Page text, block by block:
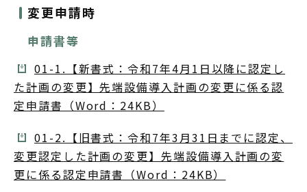
変更申請時
申請書等
01-1.【新書式：令和7年4月1日以降に認定し
た計画の変更】先端設備導入計画の変更に係る認
定申請書（Word：24KB）
01-2.【旧書式：令和7年3月31日までに認定、
変更認定した計画の変更】先端設備導入計画の変
更に係る認定申請書（Word：24KB）